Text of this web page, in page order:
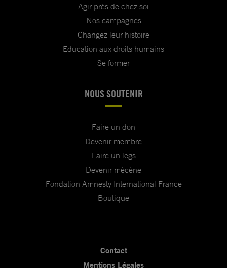
Agir près de chez soi
Nos campagnes
Changez leur histoire
Education aux droits humains
Se former
NOUS SOUTENIR
Faire un don
Devenir membre
Faire un legs
Devenir mécène
Fondation Amnesty International France
Boutique
Contact
Mentions Légales